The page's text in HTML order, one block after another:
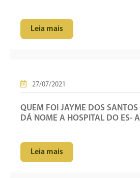
Leia mais
27/07/2021
QUEM FOI JAYME DOS SANTOS
DÁ NOME A HOSPITAL DO ES-
Leia mais